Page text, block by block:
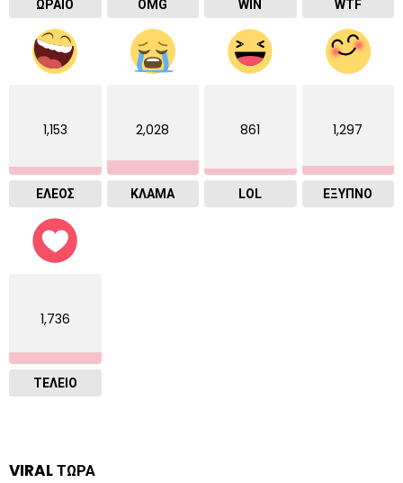
ΩΡΑΙΟ OMG WIN WTF
1,153
ΕΛΕΟΣ
2,028
ΚΛΑΜΑ
861
LOL
1,297
ΈΞΥΠΝΟ
1,736
ΤΕΛΕΙΟ
VIRAL ΤΩΡΑ